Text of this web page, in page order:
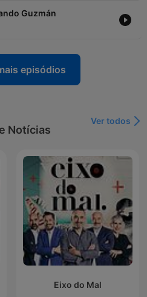
Guzmán
episódios
Notícias
Ver todos
Eixo do Mal